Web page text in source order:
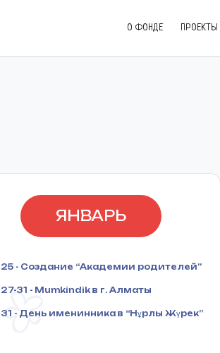
О ФОНДЕ ПРОЕКТЫ
ЯНВАРЬ
25 - Создание “Академии родителей”
27-31 - Mumkindik в г. Алматы
31 - День именинника в “Нұрлы Жүрек”